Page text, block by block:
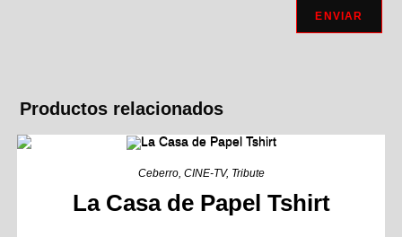
Productos relacionados
Ceberro, CINE-TV, Tribute
La Casa de Papel Tshirt